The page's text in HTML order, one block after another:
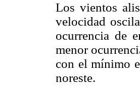
Los vientos
velocidad
ocurrencia de
menor
con el mínimo
noreste.